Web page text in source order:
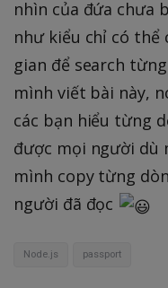
nhìn của đứa chưa
như kiểu chỉ có
gian để search
mình viết bài này,
các bạn hiểu từng
được mọi người dù
mình copy từng
người đã đọc
Node.js passport